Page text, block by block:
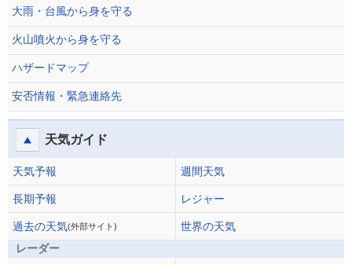
大雨・台風から身を守る
火山噴火から身を守る
ハザードマップ
安否情報・緊急連絡先
天気ガイド
天気予報 週間天気
長期予報 レジャー
過去の天気(外部サイト)
世界の天気
レーダー